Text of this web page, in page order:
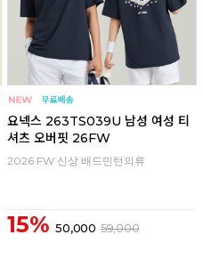
요넥스 263TS039U 남성 여성 티
셔츠 오버핏 26FW
2026 FW 신상 배드민턴의류
15% 50,000 59,000